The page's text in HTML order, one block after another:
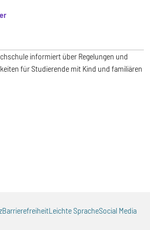
informiert über Regelungen und
für Studierende mit Kind und familiären
BarrierefreiheitLeichte SpracheSocial Media